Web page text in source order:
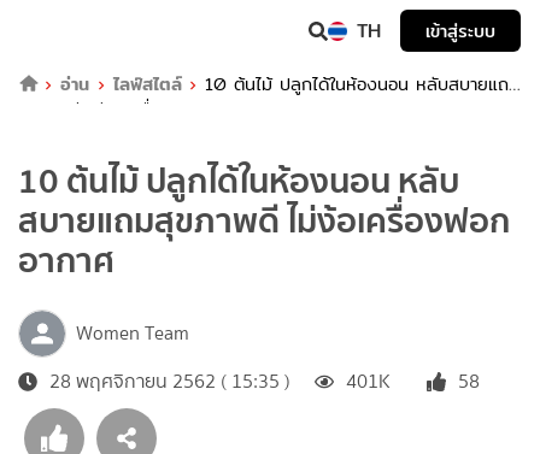
TH
เข้าสู่ระบบ
อ่าน
ไลฟ์สไตล์
10 ต้นไม้ ปลูกได้ในห้องนอน หลับสบายแถม
สุขภาพดี ไม่ง้อเครื่องฟอกอากาศ
10 ต้นไม้ ปลูกได้ในห้องนอน หลับ
สบายแถมสุขภาพดี ไม่ง้อเครื่องฟอก
อากาศ
Women Team
28 พฤศจิกายน 2562 ( 15:35 )
401K 58